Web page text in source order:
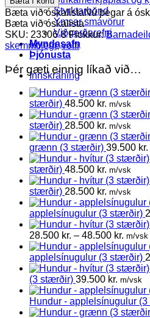
Styrktarbönd
Ýmsar smávörur
Viðgerðarefni
Myndasafn
Þjónusta
Innskráning
applelsínugulur
(3
stærðir)
quantity
Bæta við óskalistaNú þegar á
Bæta við óskalista
SKU: 23306-8 Flokkur:
skemmtilegt,voffi
Þér gæti einnig líkað við…
stærðir) 48.500 kr. m/vsk
stærðir) 28.500 kr. m/vsk
grænn (3 stærðir) 39.500 kr.
stærðir) 48.500 kr. m/vsk
stærðir) 28.500 kr. m/vsk
applelsínugulur (3 stærðir)
28.500 kr. – 48.500 kr. Price
range:
m/vsk
applelsínugulur (3 stærðir)
(3 stærðir) 39.500 kr. m/vsk
Hundur - applelsínugulur